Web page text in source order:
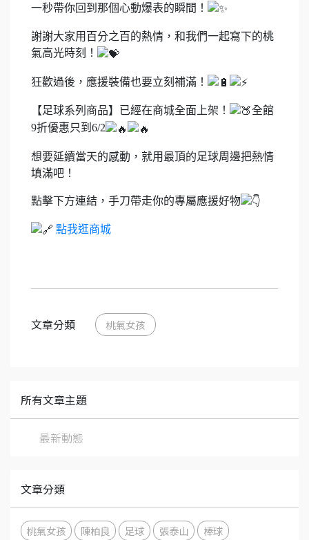
一秒帶你回到那個心動爆表的瞬間！
謝謝大家用百分之百的熱情，和我們一起寫下的桃
氣高光時刻！
狂歡過後，應援裝備也要立刻補滿！
【足球系列商品】已經在商城全面上架！
全館
9折優惠只到6/2
想要延續當天的感動，就用最頂的足球周邊把熱情
填滿吧！
點擊下方連結，手刀帶走你的專屬應援好物
點我逛商城
文章分類 桃氣女孩
所有文章主題
最新動態
文章分類
桃氣女孩 陳柏良 足球 張泰山 棒球